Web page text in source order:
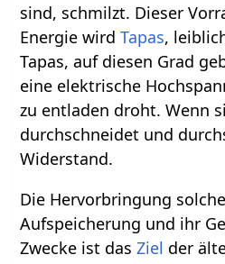
sind, schmilzt. Dieser
Energie wirdTapas,
Tapas, auf diesen Grad
eine elektrische
zu entladen droht. Wenn
durchschneidet und
Widerstand.
Die Hervorbringung
Aufspeicherung und ihr
Zwecke ist dasZiel der